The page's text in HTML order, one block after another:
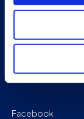
Work with us
Facebook